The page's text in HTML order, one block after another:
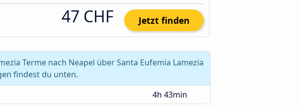
47 CHF Jetzt finden
Terme nach Neapel über Santa Eufemia Lamezia
findest du unten.
4h 43min